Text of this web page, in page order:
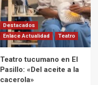
Destacados
Enlace Actualidad
Teatro
Teatro tucumano en El
Pasillo: «Del aceite a la
cacerola»